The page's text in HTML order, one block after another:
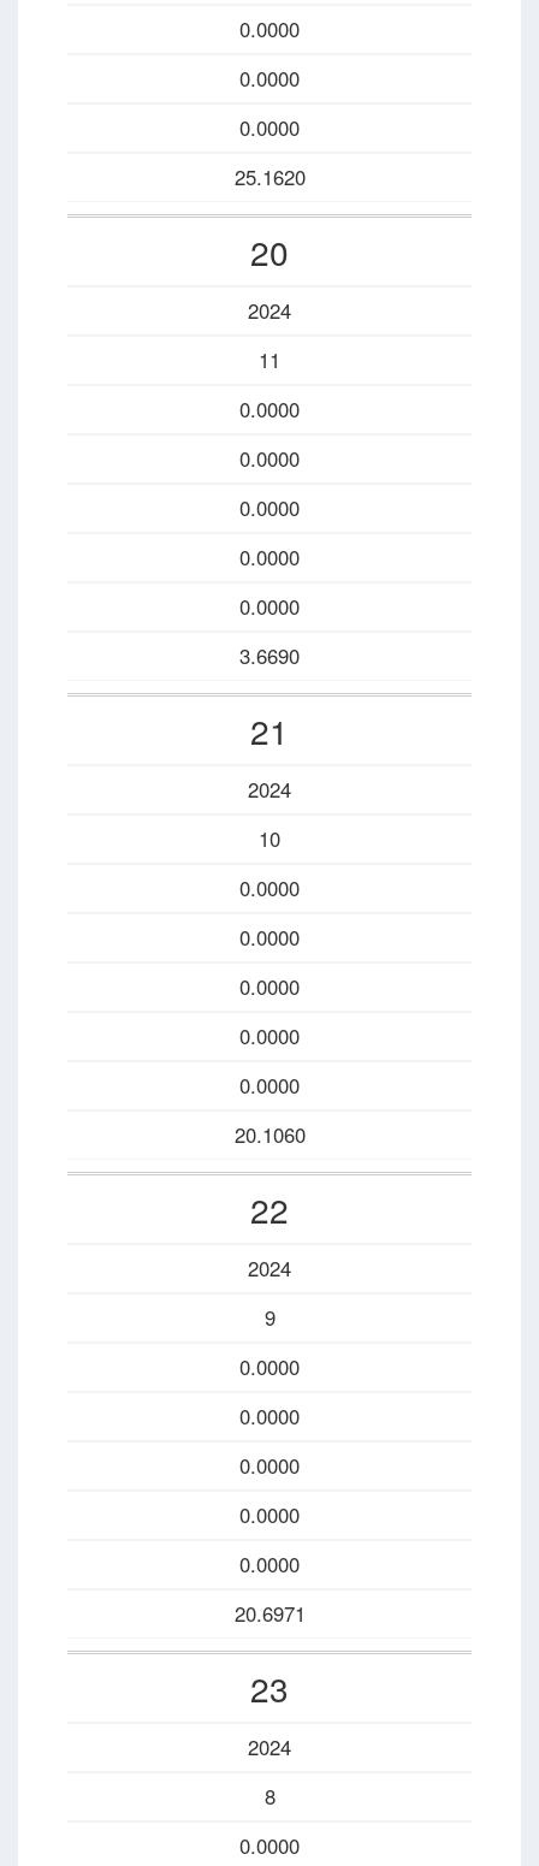
0.0000
0.0000
0.0000
25.1620
20
2024
11
0.0000
0.0000
0.0000
0.0000
0.0000
3.6690
21
2024
10
0.0000
0.0000
0.0000
0.0000
0.0000
20.1060
22
2024
9
0.0000
0.0000
0.0000
0.0000
0.0000
20.6971
23
2024
8
0.0000